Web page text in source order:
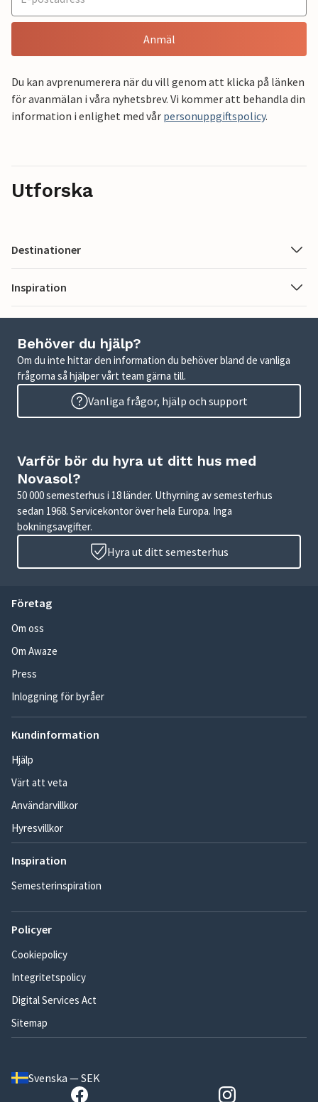
Anmäl
Du kan avprenumerera när du vill genom att klicka på länken
för avanmälan i våra nyhetsbrev. Vi kommer att behandla din
information i enlighet med vår personuppgiftspolicy.
Utforska
Destinationer
Inspiration
Behöver du hjälp?
Om du inte hittar den information du behöver bland de vanliga
frågorna så hjälper vårt team gärna till.
Vanliga frågor, hjälp och support
Varför bör du hyra ut ditt hus med
Novasol?
50 000 semesterhus i 18 länder. Uthyrning av semesterhus
sedan 1968. Servicekontor över hela Europa. Inga
bokningsavgifter.
Hyra ut ditt semesterhus
Företag
Om oss
Om Awaze
Press
Inloggning för byråer
Kundinformation
Hjälp
Värt att veta
Användarvillkor
Hyresvillkor
Inspiration
Semesterinspiration
Policyer
Cookiepolicy
Integritetspolicy
Digital Services Act
Sitemap
Svenska — SEK